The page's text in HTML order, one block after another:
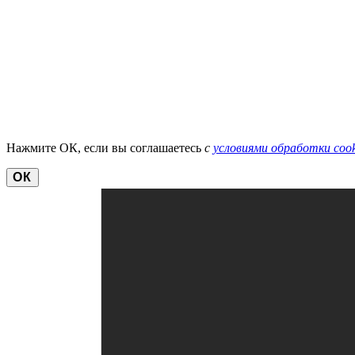
Нажмите ОК, если вы соглашаетесь с условиями обработки
ОК